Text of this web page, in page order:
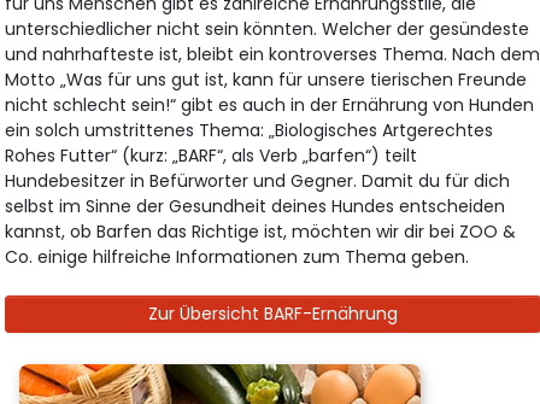
unterschiedlicher nicht sein könnten. Welcher der gesündeste
und nahrhafteste ist, bleibt ein kontroverses Thema. Nach dem
Motto „Was für uns gut ist, kann für unsere tierischen Freunde
nicht schlecht sein!“ gibt es auch in der Ernährung von Hunden
ein solch umstrittenes Thema: „Biologisches Artgerechtes
Rohes Futter“ (kurz: „BARF“, als Verb „barfen“) teilt
Hundebesitzer in Befürworter und Gegner. Damit du für dich
selbst im Sinne der Gesundheit deines Hundes entscheiden
kannst, ob Barfen das Richtige ist, möchten wir dir bei ZOO &
Co. einige hilfreiche Informationen zum Thema geben.
Zur Übersicht BARF-Ernährung